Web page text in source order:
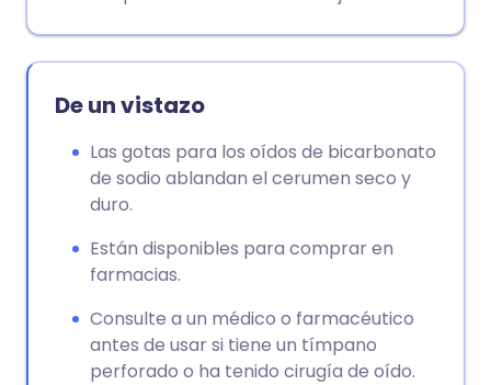
De un vistazo
Las gotas para los oídos de bicarbonato
de sodio ablandan el cerumen seco y
duro.
Están disponibles para comprar en
farmacias.
Consulte a un médico o farmacéutico
antes de usar si tiene un tímpano
perforado o ha tenido cirugía de oído.